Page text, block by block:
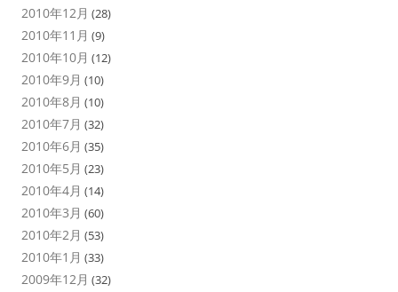
2010年12月 (28)
2010年11月 (9)
2010年10月 (12)
2010年9月 (10)
2010年8月 (10)
2010年7月 (32)
2010年6月 (35)
2010年5月 (23)
2010年4月 (14)
2010年3月 (60)
2010年2月 (53)
2010年1月 (33)
2009年12月 (32)